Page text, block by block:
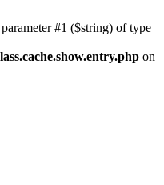
#1 ($string) of type
on